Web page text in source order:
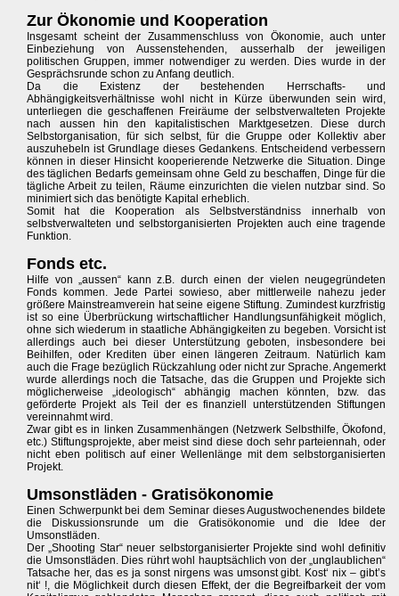
Zur Ökonomie und Kooperation
Insgesamt scheint der Zusammenschluss von Ökonomie, auch unter
Einbeziehung von Aussenstehenden, ausserhalb der jeweiligen
politischen Gruppen, immer notwendiger zu werden. Dies wurde in der
Gesprächsrunde schon zu Anfang deutlich.
Da die Existenz der bestehenden Herrschafts- und
Abhängigkeitsverhältnisse wohl nicht in Kürze überwunden sein wird,
unterliegen die geschaffenen Freiräume der selbstverwalteten Projekte
nach aussen hin den kapitalistischen Marktgesetzen. Diese durch
Selbstorganisation, für sich selbst, für die Gruppe oder Kollektiv aber
auszuhebeln ist Grundlage dieses Gedankens. Entscheidend verbessern
können in dieser Hinsicht kooperierende Netzwerke die Situation. Dinge
des täglichen Bedarfs gemeinsam ohne Geld zu beschaffen, Dinge für die
tägliche Arbeit zu teilen, Räume einzurichten die vielen nutzbar sind. So
minimiert sich das benötigte Kapital erheblich.
Somit hat die Kooperation als Selbstverständniss innerhalb von
selbstverwalteten und selbstorganisierten Projekten auch eine tragende
Funktion.
Fonds etc.
Hilfe von „aussen“ kann z.B. durch einen der vielen neugegründeten
Fonds kommen. Jede Partei sowieso, aber mittlerweile nahezu jeder
größere Mainstreamverein hat seine eigene Stiftung. Zumindest kurzfristig
ist so eine Überbrückung wirtschaftlicher Handlungsunfähigkeit möglich,
ohne sich wiederum in staatliche Abhängigkeiten zu begeben. Vorsicht ist
allerdings auch bei dieser Unterstützung geboten, insbesondere bei
Beihilfen, oder Krediten über einen längeren Zeitraum. Natürlich kam
auch die Frage bezüglich Rückzahlung oder nicht zur Sprache. Angemerkt
wurde allerdings noch die Tatsache, das die Gruppen und Projekte sich
möglicherweise „ideologisch“ abhängig machen könnten, bzw. das
geförderte Projekt als Teil der es finanziell unterstützenden Stiftungen
vereinnahmt wird.
Zwar gibt es in linken Zusammenhängen (Netzwerk Selbsthilfe, Ökofond,
etc.) Stiftungsprojekte, aber meist sind diese doch sehr parteiennah, oder
nicht eben politisch auf einer Wellenlänge mit dem selbstorganisierten
Projekt.
Umsonstläden - Gratisökonomie
Einen Schwerpunkt bei dem Seminar dieses Augustwochenendes bildete
die Diskussionsrunde um die Gratisökonomie und die Idee der
Umsonstläden.
Der „Shooting Star“ neuer selbstorganisierter Projekte sind wohl definitiv
die Umsonstläden. Dies rührt wohl hauptsächlich von der „unglaublichen“
Tatsache her, das es ja sonst nirgens was umsonst gibt. Kost‘ nix – gibt’s
nit‘ !, die Möglichkeit durch diesen Effekt, der die Begreifbarkeit der vom